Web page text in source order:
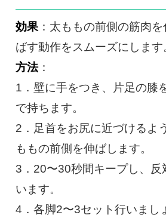
効果：太ももの前側の筋肉
ばす動作をスムーズにします
方法：
1．壁に手をつき、片足の膝
で持ちます。
2．足首をお尻に近づけるよ
ももの前側を伸ばします。
3．20〜30秒間キープし、反
います。
4．各脚2〜3セット行いまし